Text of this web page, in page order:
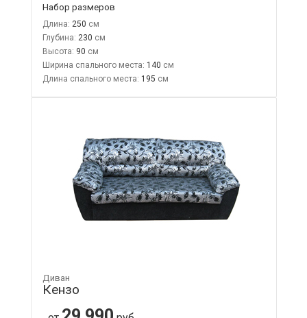
Набор размеров
Длина: 250
Глубина: 230
Высота: 90
Ширина спального места: 140
Длина спального места: 195
Диван
Кензо